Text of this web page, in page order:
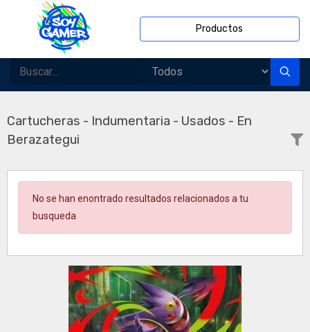
Productos
Cartucheras - Indumentaria - Usados - En
Berazategui
No se han enontrado resultados relacionados a tu
busqueda